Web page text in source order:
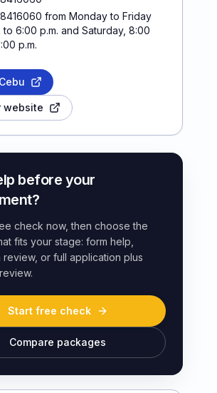
from Monday to Friday
to 6:00 p.m. and Saturday, 8:00
p.m.
website
before your
check now, then choose the
fits your stage: form help,
review, or full application plus
Start free check
Compare packages